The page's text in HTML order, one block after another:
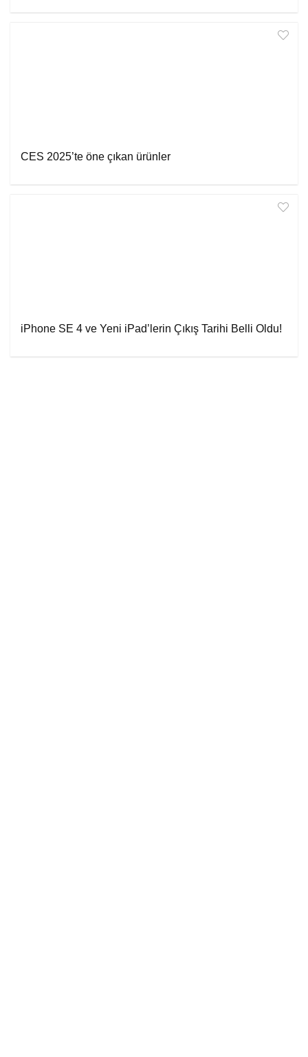
CES 2025’te öne çıkan ürünler
iPhone SE 4 ve Yeni iPad’lerin Çıkış Tarihi Belli Oldu!